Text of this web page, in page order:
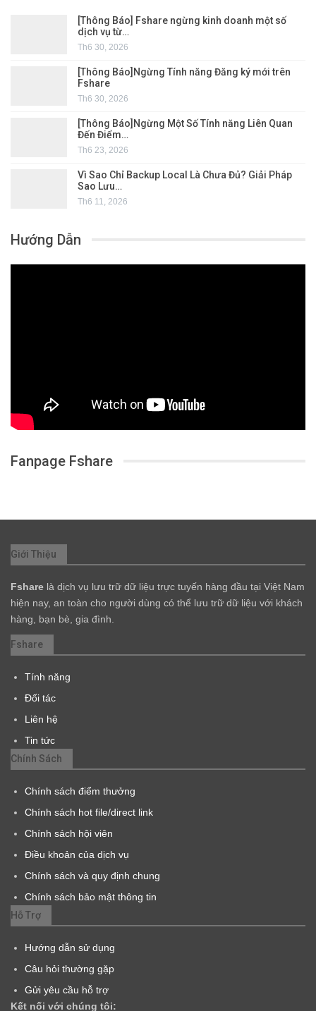
[Thông Báo] Fshare ngừng kinh doanh một số
dịch vụ từ…
Th6 30, 2026
[Thông Báo]Ngừng Tính năng Đăng ký mới trên
Fshare
Th6 30, 2026
[Thông Báo]Ngừng Một Số Tính năng Liên Quan
Đến Điểm…
Th6 23, 2026
Vì Sao Chỉ Backup Local Là Chưa Đủ? Giải Pháp
Sao Lưu…
Th6 11, 2026
Hướng Dẫn
Fanpage Fshare
Giới Thiệu
Fshare là dịch vụ lưu trữ dữ liệu trực tuyến hàng đầu tại Việt Nam
hiện nay, an toàn cho người dùng có thể lưu trữ dữ liệu với khách
hàng, bạn bè, gia đình.
Fshare
Tính năng
Đối tác
Liên hệ
Tin tức
Chính Sách
Chính sách điểm thưởng
Chính sách hot file/direct link
Chính sách hội viên
Điều khoản của dịch vụ
Chính sách và quy định chung
Chính sách bảo mật thông tin
Hỗ Trợ
Hướng dẫn sử dụng
Câu hỏi thường gặp
Gửi yêu cầu hỗ trợ
Kết nối với chúng tôi: